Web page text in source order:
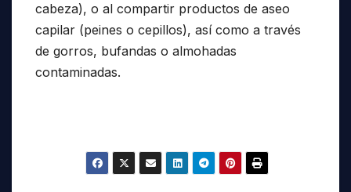
cabeza), o al compartir productos de aseo
capilar (peines o cepillos), así como a través
de gorros, bufandas o almohadas
contaminadas.